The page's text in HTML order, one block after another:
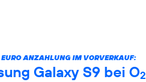
ANZAHLUNG IM VORVERKAUF:
Galaxy S9 bei O2